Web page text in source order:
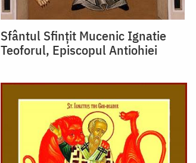
Sfântul Sfințit Mucenic Ignatie
Teoforul, Episcopul Antiohiei